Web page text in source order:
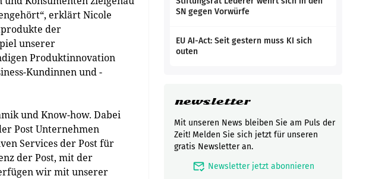
erklärt Nicole
der
unserer
Produktinnovation
Kundinnen und -
und Know­-how. Dabei
Post Unternehmen
Services der Post für
der Post, mit der
wir mit unserer
SN gegen Vorwürfe
EU AI-Act: Seit gestern muss KI sich
outen
newsletter
Mit unseren News bleiben Sie am Puls der
Zeit! Melden Sie sich jetzt für unseren
gratis Newsletter an.
mark_email_read Newsletter jetzt abonnieren